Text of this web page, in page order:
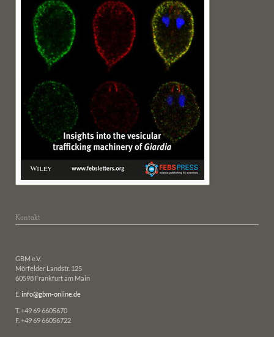
Kontakt
GBM e.V.
Mörfelder Landstr. 125
60598 Frankfurt am Main
E. info@gbm-online.de
T. +49 69 6605670
F. +49 69 66056722